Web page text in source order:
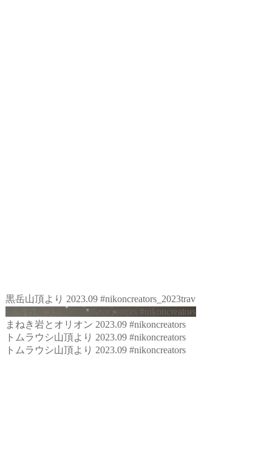
黒岳山頂より 2023.09 #nikoncreators_2023trav
黒岳石室 2023.09 #nikoncreators #nikoncreators
まねき岩とオリオン 2023.09 #nikoncreators
トムラウシ山頂より 2023.09 #nikoncreators
トムラウシ山頂より 2023.09 #nikoncreators